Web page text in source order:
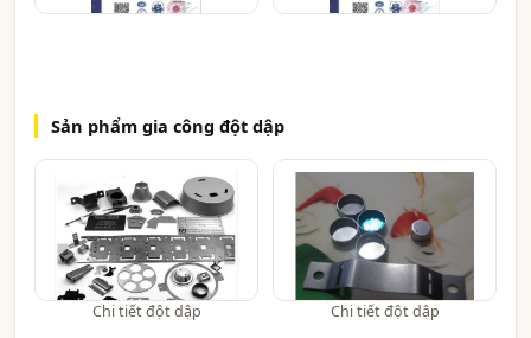
Sản phẩm gia công đột dập
Chi tiết đột dập Chi tiết đột dập